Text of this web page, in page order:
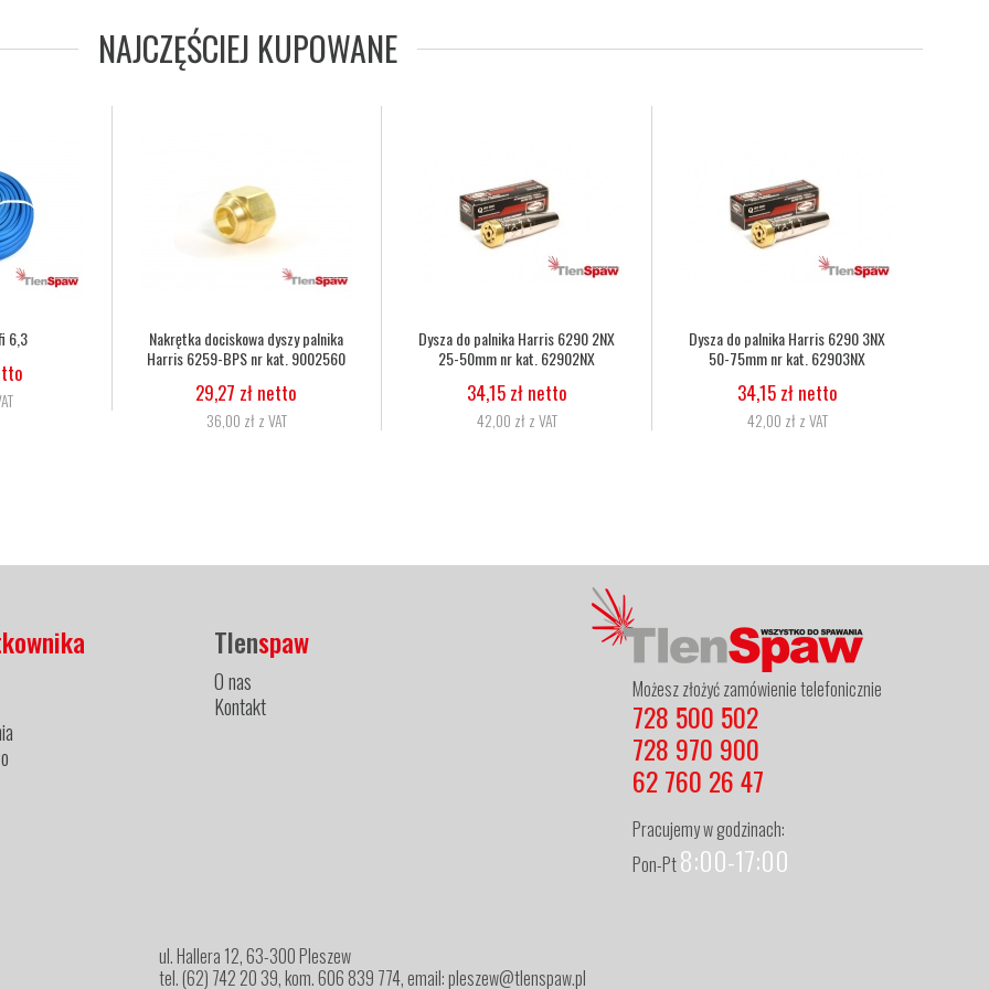
NAJCZĘŚCIEJ KUPOWANE
6290 2NX
62902NX
netto
Dysza do palnika Harris 6290 3NX
50-75mm nr kat. 62903NX
34,15 zł netto
42,00 zł z VAT
Wąż tlenowo-acetylenowy duet fi
6,3mm, 8,0mm nr kat.
11,06 zł netto
Wąż tlenowy fi 6,3
5,07 zł netto
6,24 zł z VAT
Możesz złożyć zamówienie telefonicznie
728 500 502
728 970 900
62 760 26 47
Pracujemy w godzinach:
Pon-Pt8:00-17:00
Tlenspaw
O nas
Kontakt
ul. Hallera 12, 63-300 Pleszew
tel. (62) 742 20 39, kom. 606 839 774, email: pleszew@tlenspaw.pl